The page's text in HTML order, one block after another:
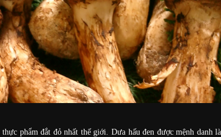
phẩm đắt đỏ nhất thế giới. Dưa hấu đen được mệnh danh